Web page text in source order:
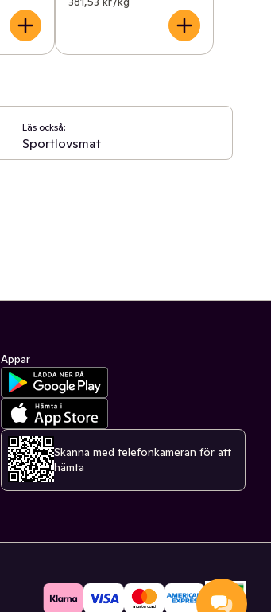
Läs också:
Sportlovsmat
Appar
Skanna med telefonkameran för att
hämta